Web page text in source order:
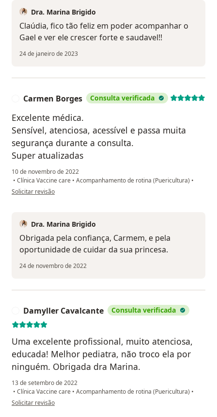
Dra. Marina Brigido
Claúdia, fico tão feliz em poder acompanhar o
Gael e ver ele crescer forte e saudavel!!
24 de janeiro de 2023
Carmen Borges Consulta verificada
Excelente médica.
Sensível, atenciosa, acessível e passa muita
segurança durante a consulta.
Super atualizadas
10 de novembro de 2022
• Clínica Vaccine care • Acompanhamento de rotina (Puericultura) •
na opinião do utilizador Carmen Borges
Solicitar revisão
Dra. Marina Brigido
Obrigada pela confiança, Carmem, e pela
oportunidade de cuidar da sua princesa.
24 de novembro de 2022
Damyller Cavalcante Consulta verificada
Uma excelente profissional, muito atenciosa,
educada! Melhor pediatra, não troco ela por
ninguém. Obrigada dra Marina.
13 de setembro de 2022
• Clínica Vaccine care • Acompanhamento de rotina (Puericultura) •
na opinião do utilizador Damyller Cavalcante
Solicitar revisão